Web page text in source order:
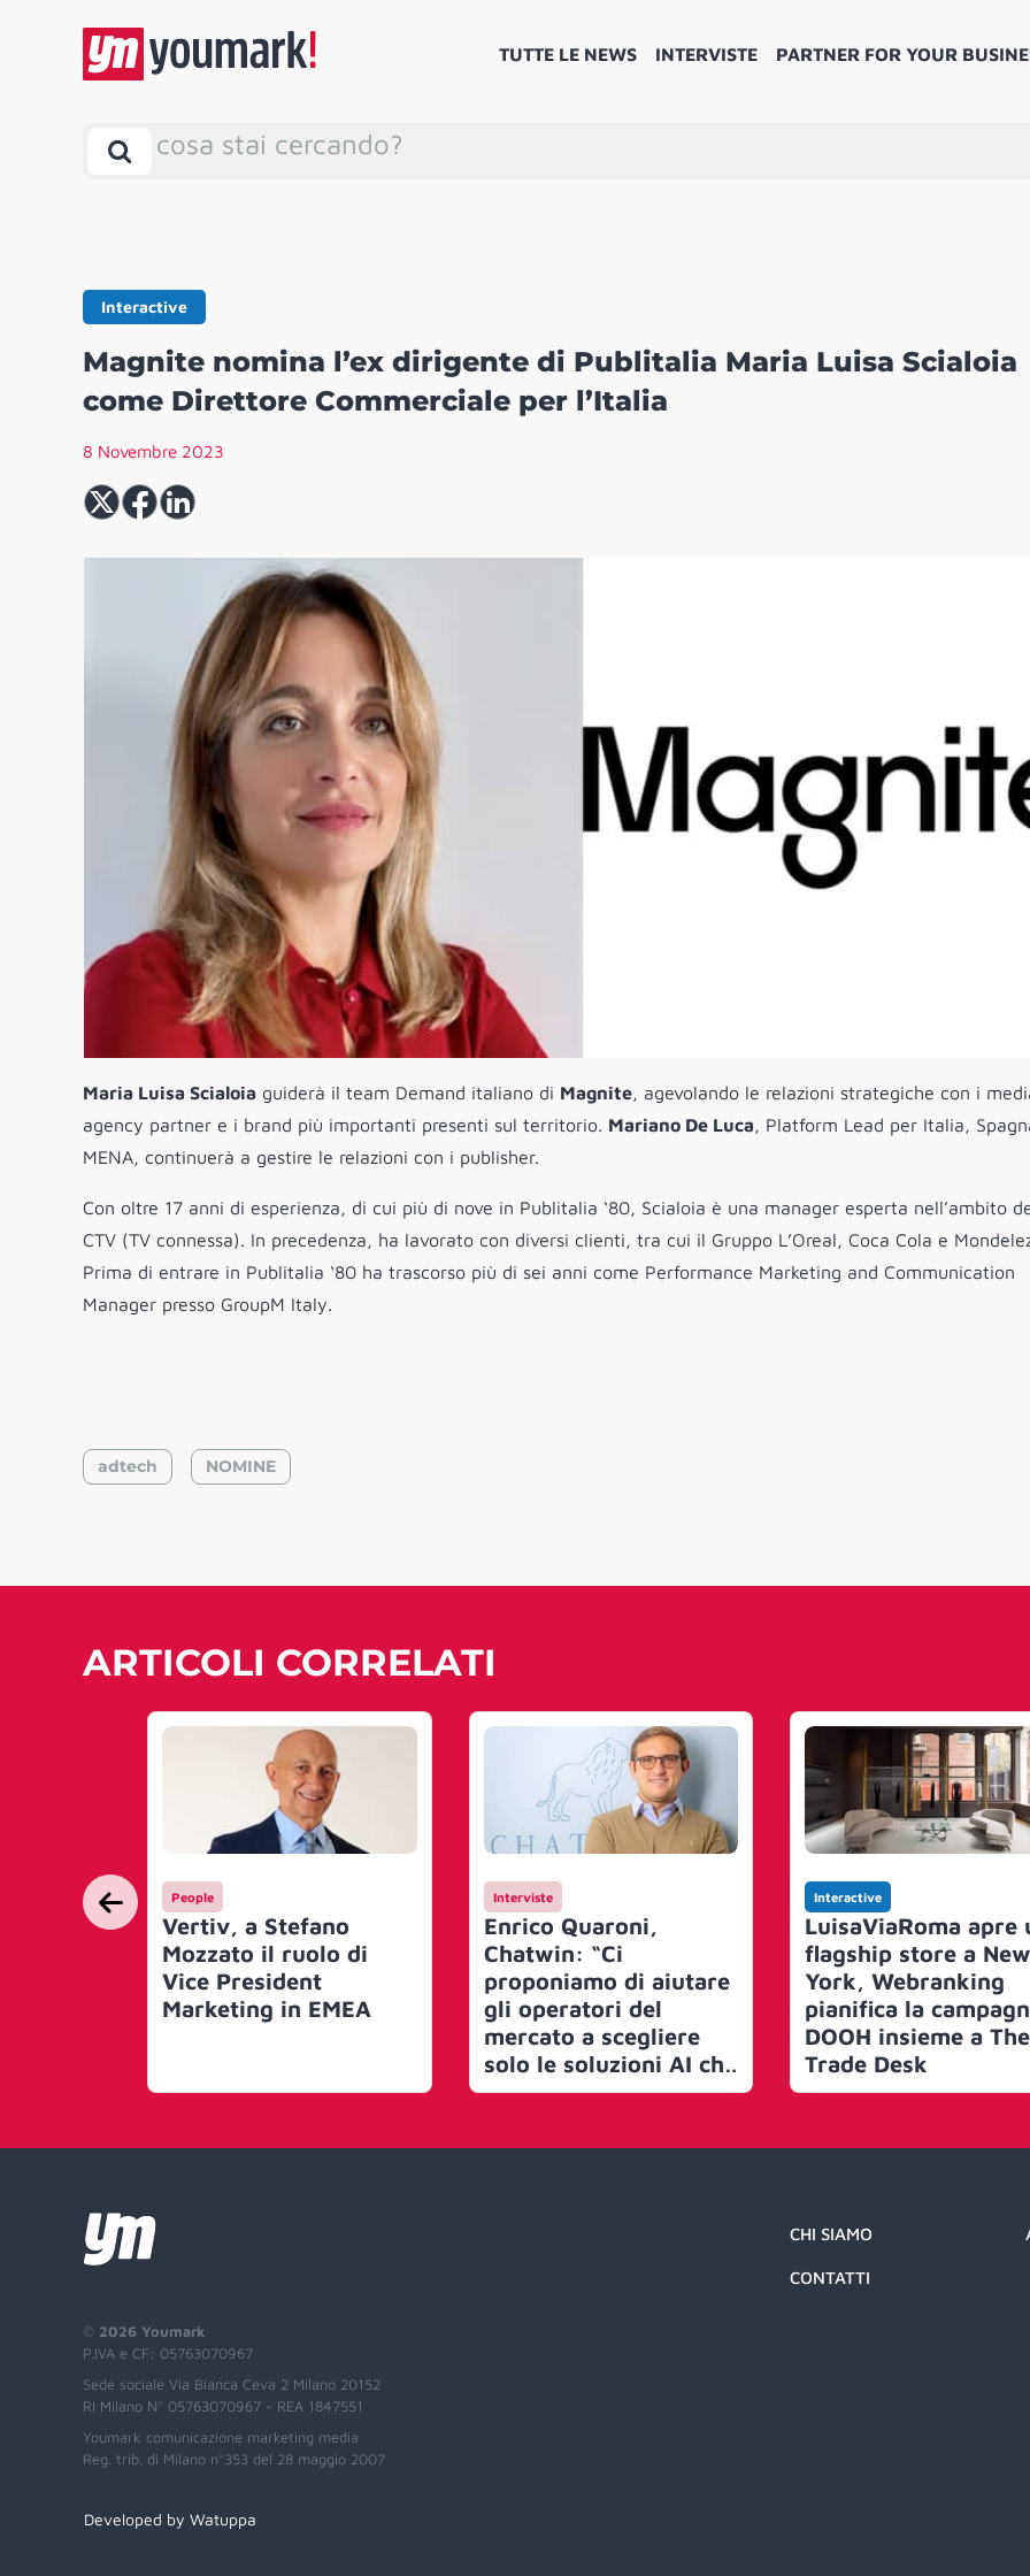
TUTTE LE NEWS INTERVISTE PARTNER FOR YOUR
cosa stai cercando?
Interactive
Magnite nomina l’ex dirigente di Publitalia Maria Luisa Scialoia
come Direttore Commerciale per l’Italia
8 Novembre 2023
Maria Luisa Scialoia guiderà il team Demand italiano di Magnite, agevolando le relazioni strategiche con i
agency partner e i brand più importanti presenti sul territorio. Mariano De Luca, Platform Lead per Italia,
MENA, continuerà a gestire le relazioni con i publisher.
Con oltre 17 anni di esperienza, di cui più di nove in Publitalia ‘80, Scialoia è una manager esperta nell’ambito
CTV (TV connessa). In precedenza, ha lavorato con diversi clienti, tra cui il Gruppo L’Oreal, Coca Cola e
Prima di entrare in Publitalia ‘80 ha trascorso più di sei anni come Performance Marketing and Communication
Manager presso GroupM Italy.
adtech NOMINE
ARTICOLI CORRELATI
People
Vertiv, a Stefano
Mozzato il ruolo di
Vice President
Marketing in EMEA
Interviste
Enrico Quaroni,
Chatwin: “Ci
proponiamo di aiutare
gli operatori del
mercato a scegliere
solo le soluzioni AI che
hanno una marcia in
competitor”
Interactive
LuisaViaRoma apre
flagship store a New
York, Webranking
pianifica la
DOOH insieme a The
Trade Desk
© 2026 Youmark
P.IVA e CF: 05763070967
Sede sociale Via Bianca Ceva 2 Milano 20152
RI Milano N° 05763070967 - REA 1847551
Youmark comunicazione marketing media
Reg. trib. di Milano n°353 del 28 maggio 2007
CHI SIAMO
CONTATTI
Developed by Watuppa